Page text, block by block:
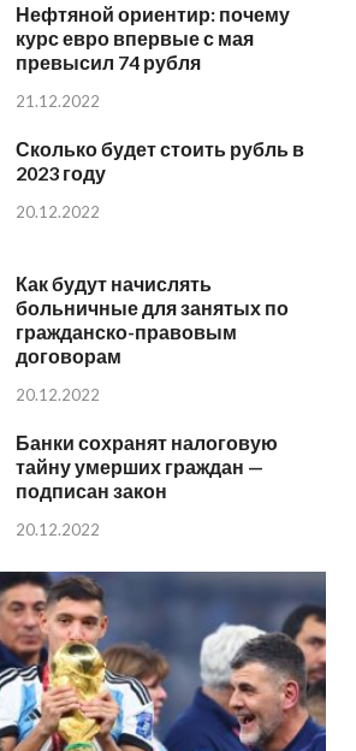
Нефтяной ориентир: почему
курс евро впервые с мая
превысил 74 рубля
21.12.2022
Сколько будет стоить рубль в
2023 году
20.12.2022
Как будут начислять
больничные для занятых по
гражданско-правовым
договорам
20.12.2022
Банки сохранят налоговую
тайну умерших граждан —
подписан закон
20.12.2022